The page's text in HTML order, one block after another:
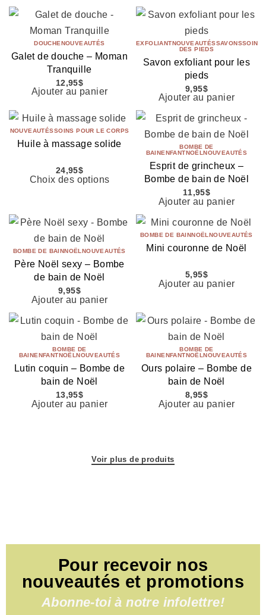
DOUCHENOUVEAUTÉS
Galet de douche – Moman
Tranquille
12,95$
Ajouter au panier
EXFOLIANTNOUVEAUTÉSSAVONSSOIN
DES PIEDS
Savon exfoliant pour les
pieds
9,95$
Ajouter au panier
NOUVEAUTÉSSOINS POUR LE CORPS
Huile à massage solide
24,95$
Choix des options
BOMBE DE
BAINENFANTNOËLNOUVEAUTÉS
Esprit de grincheux –
Bombe de bain de Noël
11,95$
Ajouter au panier
BOMBE DE BAINNOËL NOUVEAUTÉS
Père Noël sexy – Bombe
de bain de Noël
9,95$
Ajouter au panier
BOMBE DE BAINNOËL NOUVEAUTÉS
Mini couronne de Noël
5,95$
Ajouter au panier
BOMBE DE
BAINENFANTNOËLNOUVEAUTÉS
Lutin coquin – Bombe de
bain de Noël
13,95$
Ajouter au panier
BOMBE DE
BAINENFANTNOËLNOUVEAUTÉS
Ours polaire – Bombe de
bain de Noël
8,95$
Ajouter au panier
Pour recevoir nos
nouveautés et promotions
Abonne-toi à notre infolettre!